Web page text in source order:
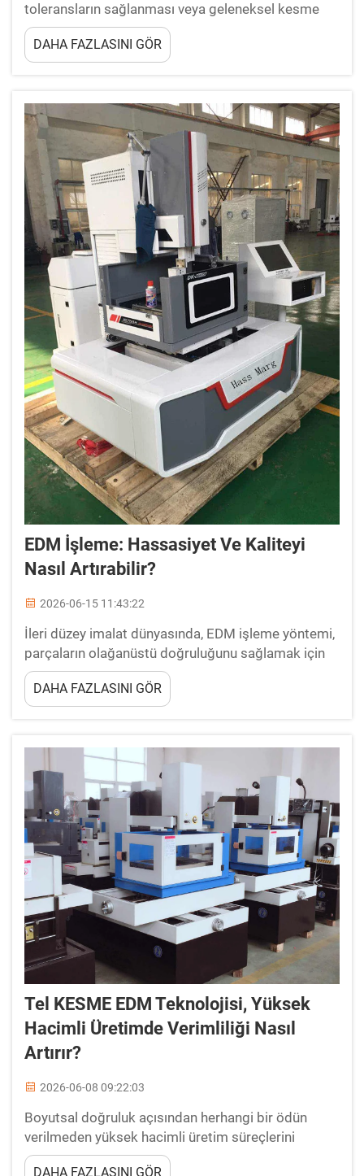
toleransların sağlanması veya geleneksel kesme
takımlarıyla işlenmesi zor olan sertleştirilmiş
malzemelerle karşılaştıklarında EDM işleme
yöntemi, tutarlı bir şekilde tercih edilen çözüm
DAHA FAZLASINI GÖR
EDM İşleme: Hassasiyet Ve Kaliteyi
Nasıl Artırabilir?
2026-06-15 11:43:22
İleri düzey imalat dünyasında, EDM işleme yöntemi,
parçaların olağanüstü doğruluğunu sağlamak için
en güvenilir ve teknik olarak en gelişmiş
yöntemlerden biri olarak öne çıkmıştır. Doğrudan
mekanik temas üzerine dayanan geleneksel kesme
DAHA FAZLASINI GÖR
Tel KESME EDM Teknolojisi, Yüksek
Hacimli Üretimde Verimliliği Nasıl
Artırır?
2026-06-08 09:22:03
Boyutsal doğruluk açısından herhangi bir ödün
verilmeden yüksek hacimli üretim süreçlerini
sürdürmek zorunda olan modern imalat
DAHA FAZLASINI GÖR